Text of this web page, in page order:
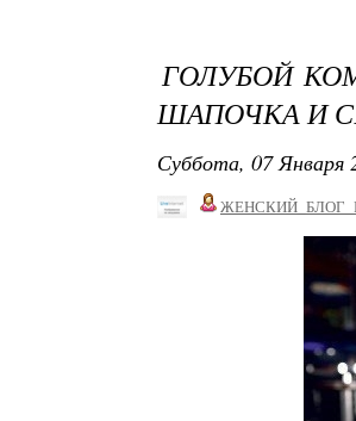
ГОЛУБОЙ
ШАПОЧКА И
Суббота, 07 Января